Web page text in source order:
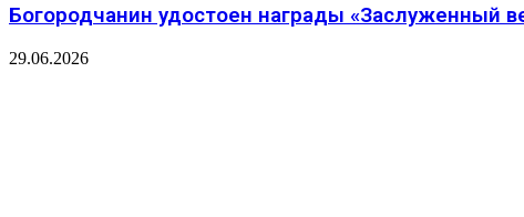
Богородчанин удостоен награды «Заслуженный
29.06.2026